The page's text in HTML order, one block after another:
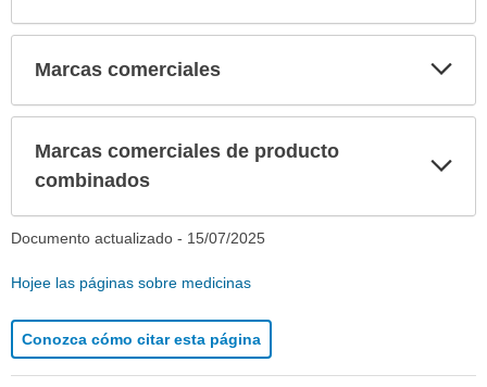
Marcas comerciales
Marcas comerciales de producto
combinados
Documento actualizado - 15/07/2025
Hojee las páginas sobre medicinas
Conozca cómo citar esta página